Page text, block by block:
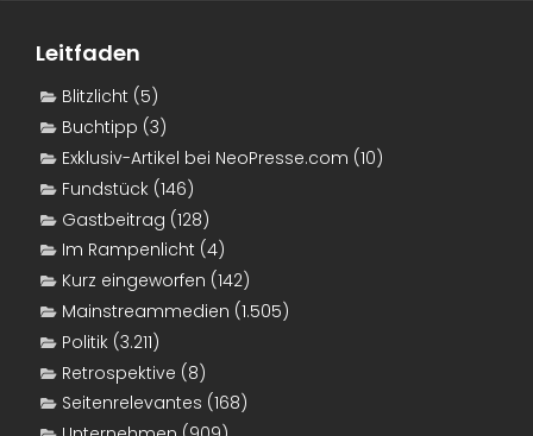
Leitfaden
Blitzlicht (5)
Buchtipp (3)
Exklusiv-Artikel bei NeoPresse.com (10)
Fundstück (146)
Gastbeitrag (128)
Im Rampenlicht (4)
Kurz eingeworfen (142)
Mainstreammedien (1.505)
Politik (3.211)
Retrospektive (8)
Seitenrelevantes (168)